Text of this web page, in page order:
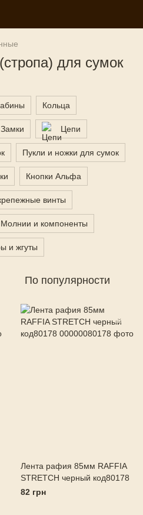
для сумок
Кольца
Замки Цепи
Пукли и ножки для сумок
Кнопки Альфа
винты
Молнии и компоненты
и жгуты
По популярности
Лента рафия 85мм RAFFIA
STRETCH черный код80178
82 грн